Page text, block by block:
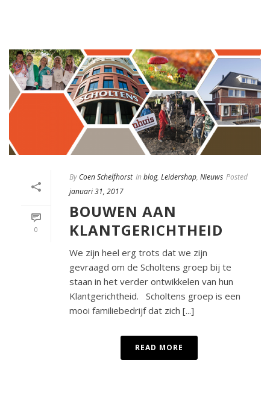
0
By Coen Schelfhorst In blog, Leidershap, Nieuws Posted
januari 31, 2017
BOUWEN AAN
KLANTGERICHTHEID
We zijn heel erg trots dat we zijn
gevraagd om de Scholtens groep bij te
staan in het verder ontwikkelen van hun
Klantgerichtheid. Scholtens groep is een
mooi familiebedrijf dat zich [...]
READ MORE